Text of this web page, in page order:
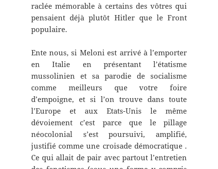
raclée mémorable à certains des vôtres qui
pensaient déjà plutôt Hitler que le Front
populaire.
Ente nous, si Meloni est arrivé à l’emporter
en Italie en présentant l’étatisme
mussolinien et sa parodie de socialisme
comme meilleurs que votre foire
d’empoigne, et si l’on trouve dans toute
l’Europe et aux Etats-Unis le même
dévoiement c’est parce que le pillage
néocolonial s’est poursuivi, amplifié,
justifié comme une croisade démocratique .
Ce qui allait de pair avec partout l’entretien